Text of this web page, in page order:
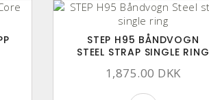
STEP H95 BÅNDVOGN
STEEL STRAP SINGLE RING
1,875.00 DKK